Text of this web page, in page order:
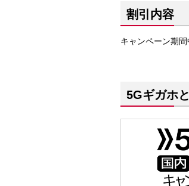
割引内容
キャンペーン期
5Gギガホ